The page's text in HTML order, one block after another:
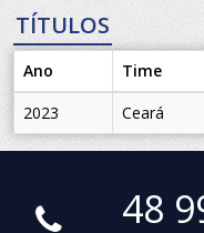
TÍTULOS
Ano Time
2023
Ceará
48